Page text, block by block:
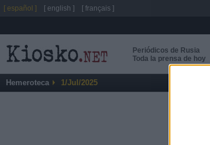
Periódicos de Rusia
Toda la prensa de hoy
Hemeroteca 1/Jul/2025
[ español ] [ english ] [ français ]